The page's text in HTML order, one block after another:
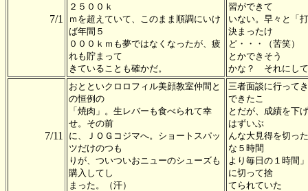
7/1
２５００ｋ
ｍを超えていて、このまま順調にいけ
ば年間５
０００ｋｍも夢ではなくなったが、疲
れも貯まって
きていることも確かだ。
習ができて
いない。早々と「
決まったけ
ど・・・（苦笑）
とかできそう
かな？ それにし
7/11
おとといクロロフィル美顔教室仲間と
の恒例の
「焼肉」。生レバーも食べられて幸
せ。その前
に、ＪＯＧコジマへ。ショートスパッ
ツだけのつも
りが、ついついおニューのシューズも
購入してし
まった。（汗）
三者面談に行って
できたこ
とだが、成績を下
はずいぶ
んな大見得を切っ
な５時間
より毎日の１時間
に切って捨
てられていた